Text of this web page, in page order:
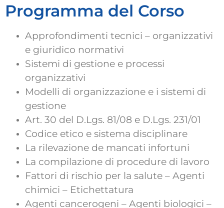
Programma del Corso
Approfondimenti tecnici – organizzativi
e giuridico normativi
Sistemi di gestione e processi
organizzativi
Modelli di organizzazione e i sistemi di
gestione
Art. 30 del D.Lgs. 81/08 e D.Lgs. 231/01
Codice etico e sistema disciplinare
La rilevazione de mancati infortuni
La compilazione di procedure di lavoro
Fattori di rischio per la salute – Agenti
chimici – Etichettatura
Agenti cancerogeni – Agenti biologici –